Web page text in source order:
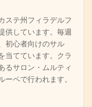
ステ州フィラデルフ
供しています。毎週
初心者向けのサル
当てています。クラ
るサロン・ムルティ
ペで行われます。